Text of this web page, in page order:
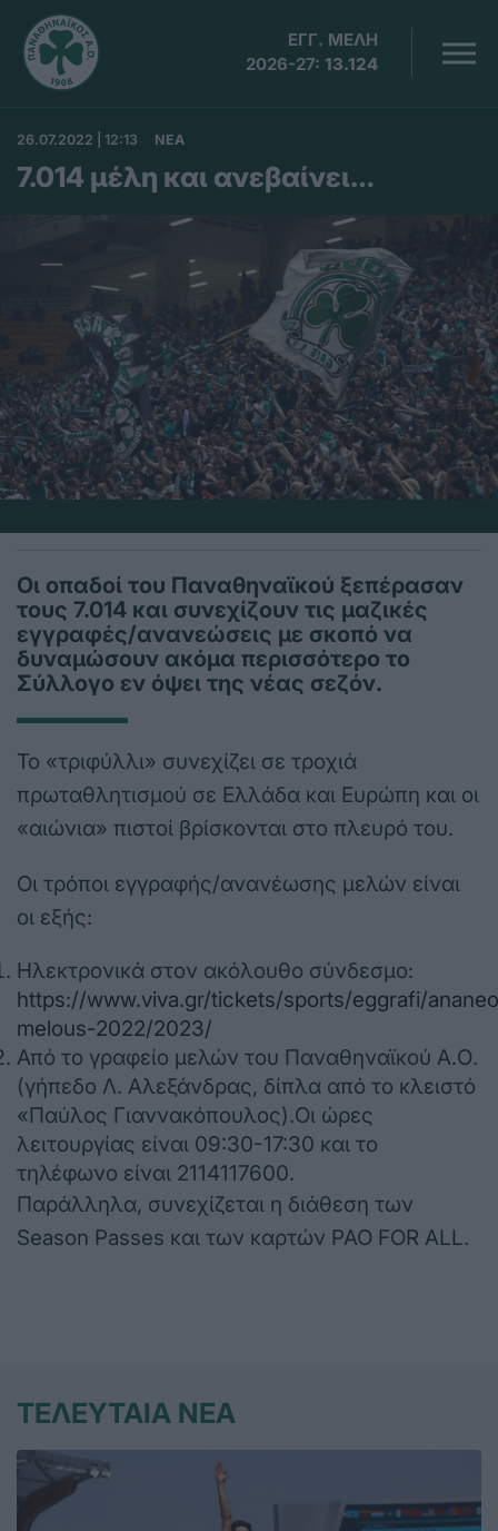
ΕΓΓ. ΜΕΛΗ
2026-27: 13.124
26.07.2022 | 12:13 ΝΕΑ
7.014 μέλη και ανεβαίνει…
Οι οπαδοί του Παναθηναϊκού ξεπέρασαν
τους 7.014 και συνεχίζουν τις μαζικές
εγγραφές/ανανεώσεις με σκοπό να
δυναμώσουν ακόμα περισσότερο το
Σύλλογο εν όψει της νέας σεζόν.
Το «τριφύλλι» συνεχίζει σε τροχιά
πρωταθλητισμού σε Ελλάδα και Ευρώπη και οι
«αιώνια» πιστοί βρίσκονται στο πλευρό του.
Οι τρόποι εγγραφής/ανανέωσης μελών είναι
οι εξής:
Ηλεκτρονικά στον ακόλουθο σύνδεσμο:
https://www.viva.gr/tickets/sports/eggrafi/
melous-2022/2023/
Από το γραφείο μελών του Παναθηναϊκού Α.Ο.
(γήπεδο Λ. Αλεξάνδρας, δίπλα από το κλειστό
«Παύλος Γιαννακόπουλος).Οι ώρες
λειτουργίας είναι 09:30-17:30 και το
τηλέφωνο είναι 2114117600.
Παράλληλα, συνεχίζεται η διάθεση των
Season Passes και των καρτών PAO FOR ALL.
ΤΕΛΕΥΤΑΙΑ ΝΕΑ